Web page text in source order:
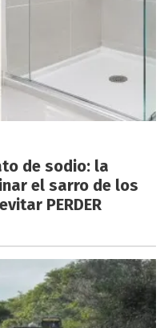
de sodio: la
el sarro de los
PERDER